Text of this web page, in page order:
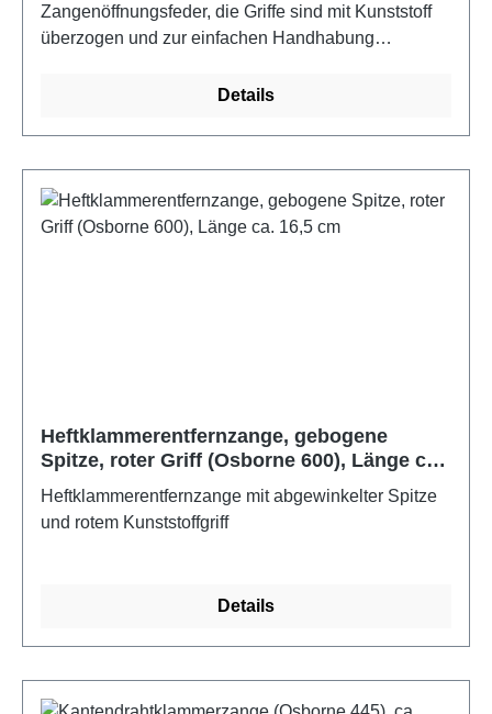
Zangenöffnungsfeder, die Griffe sind mit Kunststoff
überzogen und zur einfachen Handhabung
Details
Heftklammerentfernzange, gebogene
Spitze, roter Griff (Osborne 600), Länge ca.
16,5 cm
Heftklammerentfernzange mit abgewinkelter Spitze
und rotem Kunststoffgriff
Details